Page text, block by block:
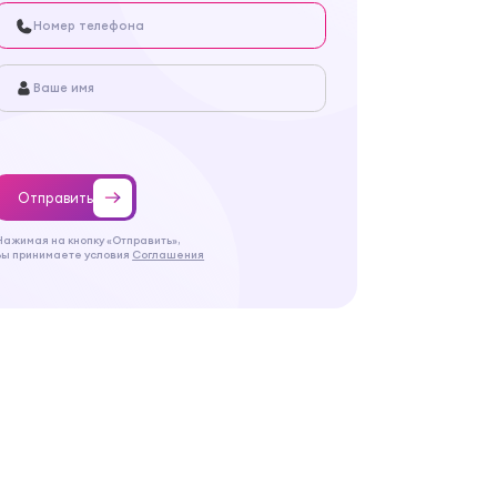
Отправить
на кнопку «Отправить»,
принимаете условия Соглашения